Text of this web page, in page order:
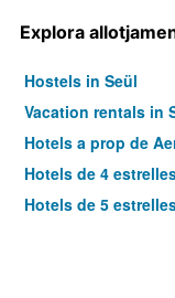
Explora
Hostels in Seül
Vacation rentals in
Hotels a prop de
Hotels de 4
Hotels de 5